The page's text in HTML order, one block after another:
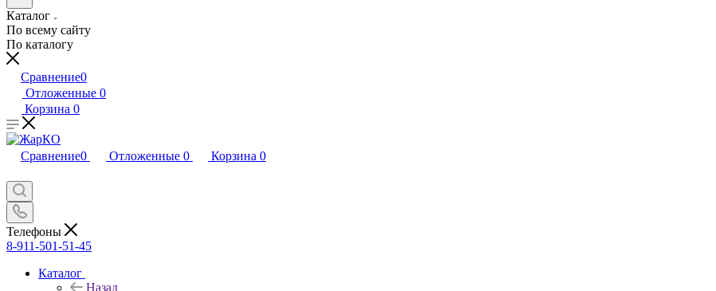
Каталог
По всему сайту
По каталогу
Сравнение0
Отложенные 0
Корзина 0
Сравнение0 Отложенные 0 Корзина 0
Телефоны
8-911-501-51-45
Каталог
Назад